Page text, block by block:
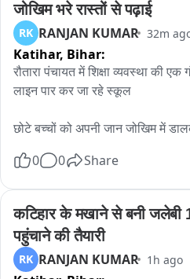
जोखिम भरे रास्तों से पढ़ाई
RK RANJAN KUMAR 32m
Katihar, Bihar:
रौतारा पंचायत में शिक्षा व्यवस्था की
लाइन पार कर जा रहे स्कूल
छोटे बच्चों को अपनी जान जोखिम में
एनएच-131ए फोरलेन और रेलवे लाइन के
रौतारा पंचायत की लगभग 60 प्रतिशत
फोरलेन सड़क और रेलवे लाइन पार करने
व जोखिम भरा
कटिहार जिला के कोढ़ा प्रखंड के रौतारा
0 0 Share
कटिहार के मखाने से बनी
पहुंचाने की तैयारी
RK RANJAN KUMAR 1h ago